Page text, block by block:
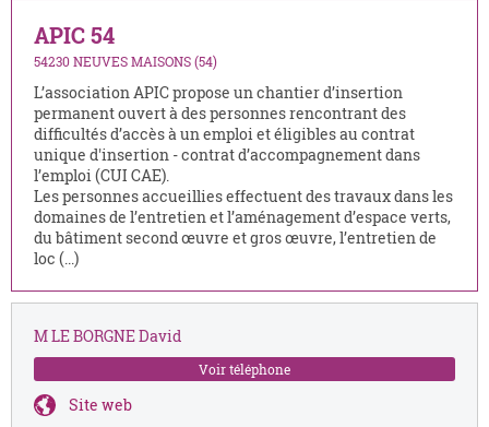
APIC 54
54230 NEUVES MAISONS (54)
L’association APIC propose un chantier d’insertion
permanent ouvert à des personnes rencontrant des
difficultés d’accès à un emploi et éligibles au contrat
unique d'insertion - contrat d’accompagnement dans
l’emploi (CUI CAE).
Les personnes accueillies effectuent des travaux dans les
domaines de l’entretien et l’aménagement d’espace verts,
du bâtiment second œuvre et gros œuvre, l’entretien de
loc (...)
M LE BORGNE David
Voir téléphone
Site web